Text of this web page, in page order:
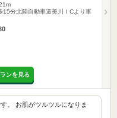
15分北陸自動車道美川ＩCより車
ンを見る
。 お肌がツルツルになりま